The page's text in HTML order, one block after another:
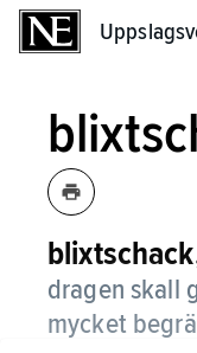
dragen skall
mycket